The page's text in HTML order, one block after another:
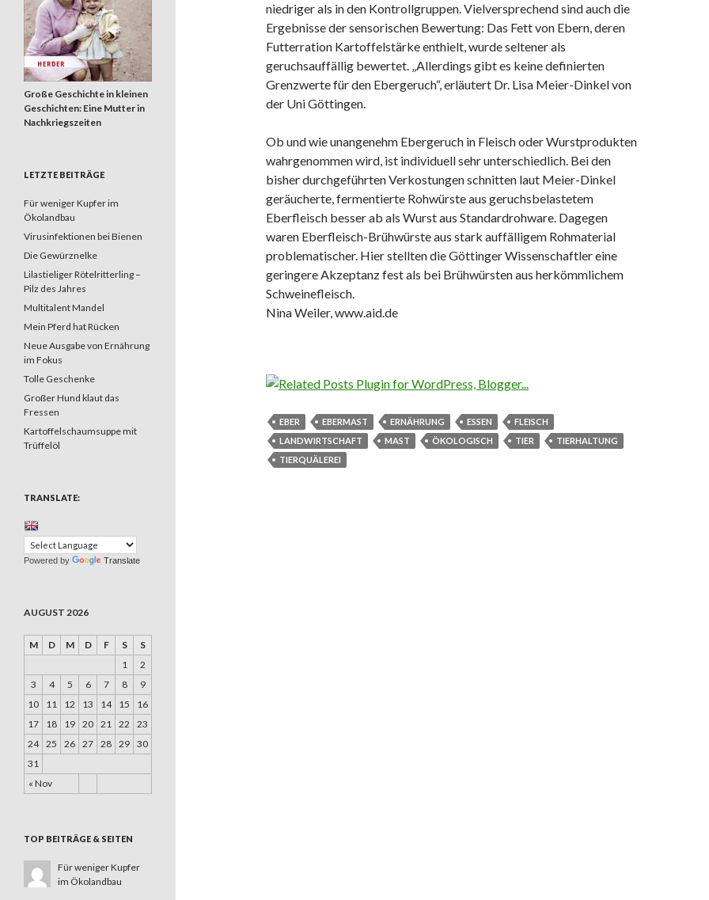
niedriger als in den Kontrollgruppen. Vielversprechend sind auch die
Ergebnisse der sensorischen Bewertung: Das Fett von Ebern, deren
Futterration Kartoffelstärke enthielt, wurde seltener als
geruchsauffällig bewertet. „Allerdings gibt es keine definierten
Grenzwerte für den Ebergeruch“, erläutert Dr. Lisa Meier-Dinkel von
der Uni Göttingen.
Ob und wie unangenehm Ebergeruch in Fleisch oder Wurstprodukten
wahrgenommen wird, ist individuell sehr unterschiedlich. Bei den
bisher durchgeführten Verkostungen schnitten laut Meier-Dinkel
geräucherte, fermentierte Rohwürste aus geruchsbelastetem
Eberfleisch besser ab als Wurst aus Standardrohware. Dagegen
waren Eberfleisch-Brühwürste aus stark auffälligem Rohmaterial
problematischer. Hier stellten die Göttinger Wissenschaftler eine
geringere Akzeptanz fest als bei Brühwürsten aus herkömmlichem
Schweinefleisch.
Nina Weiler, www.aid.de
EBER EBERMAST ERNÄHRUNG ESSEN
FLEISCH
LANDWIRTSCHAFT
MAST ÖKOLOGISCH TIER
TIERHALTUNG
TIERQUÄLEREI
Große Geschichte in kleinen
Geschichten: Eine Mutter in
Nachkriegszeiten
LETZTE BEITRÄGE
Für weniger Kupfer im
Ökolandbau
Virusinfektionen bei Bienen
Die Gewürznelke
Lilastieliger Rötelritterling –
Pilz des Jahres
Multitalent Mandel
Mein Pferd hat Rücken
Neue Ausgabe von Ernährung
im Fokus
Tolle Geschenke
Großer Hund klaut das
Fressen
Kartoffelschaumsuppe mit
Trüffelöl
TRANSLATE:
Powered by Translate
AUGUST 2026
M D M D F S S
« Nov
1
2
3
4 5 6 7 8
9
10
11 12 13 14 15
16
17
18 19 20 21 22
23
24 25 26 27 28 29 30
31
TOP BEITRÄGE & SEITEN
Für weniger Kupfer
im Ökolandbau